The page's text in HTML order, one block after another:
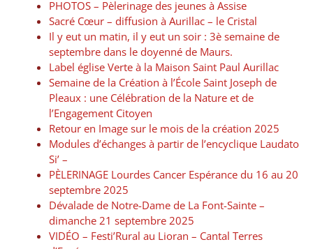
PHOTOS – Pèlerinage des jeunes à Assise
Sacré Cœur – diffusion à Aurillac – le Cristal
Il y eut un matin, il y eut un soir : 3è semaine de
septembre dans le doyenné de Maurs.
Label église Verte à la Maison Saint Paul Aurillac
Semaine de la Création à l’École Saint Joseph de
Pleaux : une Célébration de la Nature et de
l’Engagement Citoyen
Retour en Image sur le mois de la création 2025
Modules d’échanges à partir de l’encyclique Laudato
Si’ –
PÈLERINAGE Lourdes Cancer Espérance du 16 au 20
septembre 2025
Dévalade de Notre-Dame de La Font-Sainte –
dimanche 21 septembre 2025
VIDÉO – Festi’Rural au Lioran – Cantal Terres